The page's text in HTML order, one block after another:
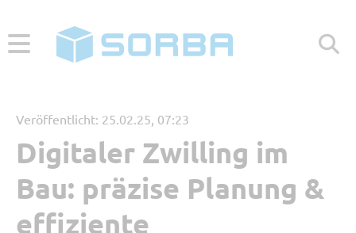
ABONNIERENZUR WEBSEITE
Menü
Aktuelle Beiträge
Veröffentlicht: 25.02.25, 07:23
Digitaler Zwilling im
Bau: präzise Planung &
effiziente